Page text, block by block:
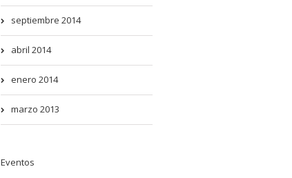
septiembre 2014
abril 2014
enero 2014
marzo 2013
Eventos